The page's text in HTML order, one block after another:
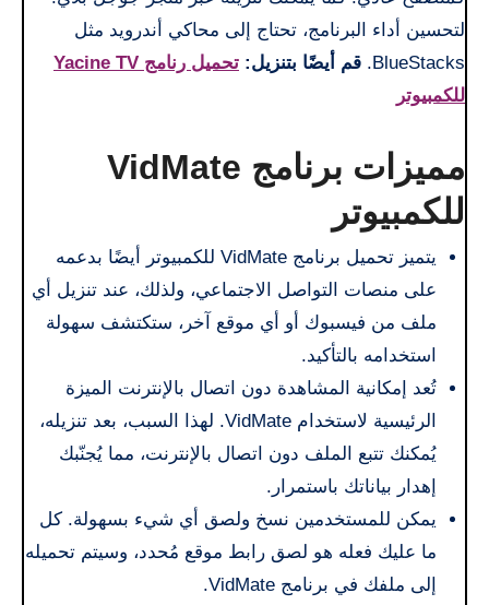
لتحسين أداء البرنامج، تحتاج إلى محاكي أندرويد مثل
BlueStacks. قم أيضًا بتنزيل:
تحميل رنامج Yacine TV
للكمبيوتر
مميزات برنامج VidMate
للكمبيوتر
يتميز تحميل برنامج VidMate للكمبيوتر أيضًا بدعمه
على منصات التواصل الاجتماعي، ولذلك، عند تنزيل أي
ملف من فيسبوك أو أي موقع آخر، ستكتشف سهولة
استخدامه بالتأكيد.
تُعد إمكانية المشاهدة دون اتصال بالإنترنت الميزة
الرئيسية لاستخدام VidMate. لهذا السبب، بعد تنزيله،
يُمكنك تتبع الملف دون اتصال بالإنترنت، مما يُجنّبك
إهدار بياناتك باستمرار.
يمكن للمستخدمين نسخ ولصق أي شيء بسهولة. كل
ما عليك فعله هو لصق رابط موقع مُحدد، وسيتم تحميله
إلى ملفك في برنامج VidMate.